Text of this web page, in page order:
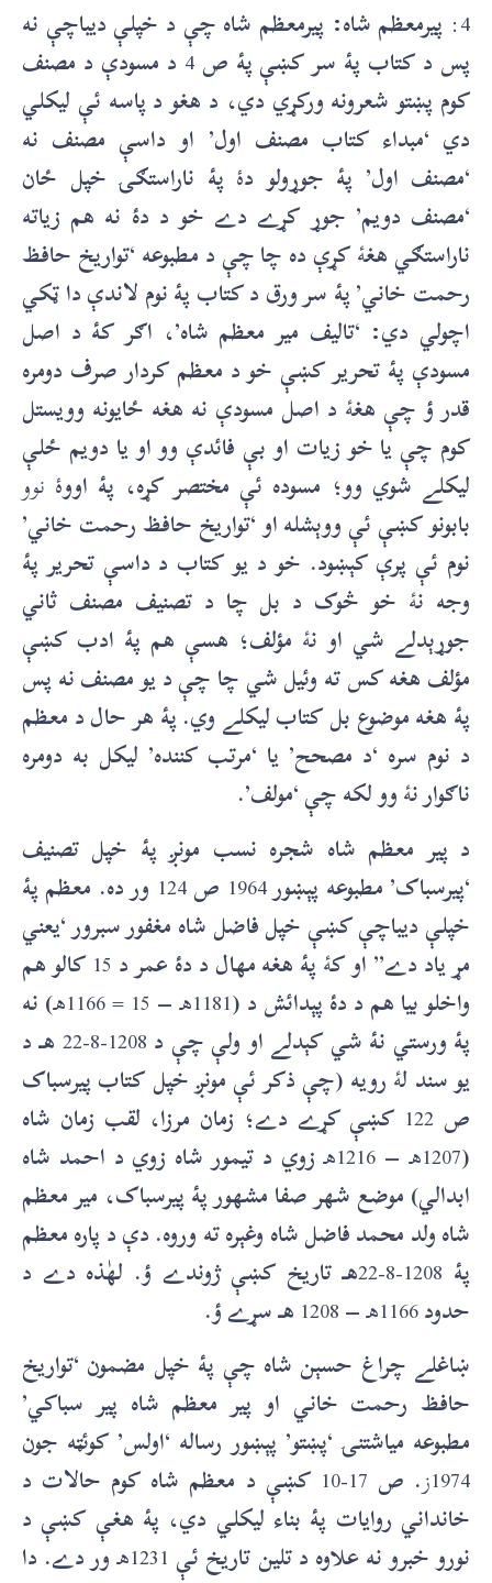
4: پيرمعظم شاه: پيرمعظم شاه چې د خپلې ديباچې نه
پس د کتاب پۀ سر کښې پۀ ص4د مسودې د مصنف
کوم پښتو شعرونه ورکړي دي، د هغو د پاسه ئې ليکلي
دي ‘مبداء کتاب مصنف اول’ او داسې مصنف نه
‘مصنف اول’ پۀ جوړولو دۀپۀ ناراستګۍ خپل ځان
‘مصنف دويم’ جوړ کړے دے خو د دۀ نه هم زياته
ناراستګي هغۀکړې ده چا چې د مطبوعه ‘تواريخ حافظ
رحمت خاني’ پۀ سر ورق د کتاب پۀ نوم لاندې دا ټکي
اچولي دي: ‘تاليف مير معظم شاه’، اګر کۀ د اصل
مسودې پۀ تحرير کښې خو د معظم کردار صرف دومره
قدر ؤ چې هغۀد اصل مسودې نه هغه ځايونه وويستل
کوم چې يا خو زيات او بې فائدې وو او يا دويم ځلې
ليکلے شوي وو؛ مسوده ئې مختصر کړه، پۀ اووۀ نوو
بابونو کښې ئې ووېشله او ‘تواريخ حافظ رحمت خاني’
نوم ئې پرې کېښود. خو د يو کتاب د داسې تحرير پۀ
وجه نۀخو څوک د بل چا د تصنيف مصنف ثاني
جوړېدلے شي او نۀمؤلف؛ هسې هم پۀ ادب کښې
مؤلف هغه کس ته وئيل شي چا چې د يو مصنف نه پس
پۀ هغه موضوع بل کتاب ليکلے وي. پۀ هر حال د معظم
د نوم سره ‘د مصحح’ يا ‘مرتب کننده’ ليکل به دومره
ناګوار نۀوو لکه چې ‘مولف’.
د پير معظم شاه شجره نسب مونږ پۀ خپل تصنيف
‘پيرسباک’ مطبوعه پېښور1964 ص124 ور ده. معظم پۀ
خپلې ديباچې کښې خپل فاضل شاه مغفور سبرور ‘يعني
مړ ياد دے” او کۀپۀ هغه مهال د دۀ عمر د 15کالو هم
واخلو بيا هم د دۀ پېدائش د (1181هـ – 15 = 1166هـ
) نه
پۀ ورستي نۀ شي کېدلے او ولې چې د1208-8-22
هـ د
يو سند لۀرويه (چې ذکر ئې مونږ خپل کتاب پيرسباک
ص 122کښې کړے دے؛ زمان مرزا، لقب زمان شاه
(1207هـ – 1216هـ زوي د تيمور شاه زوي د احمد شاه
ابدالي) موضع شهر صفا مشهور پۀ پيرسباک، مير معظم
شاه ولد محمد فاضل شاه وغېره ته وروه. دې د پاره معظم
پۀ 1208-8-22
هـ تاريخ کښې ژوندے ؤ. لهٰذه دے د
حدود1166هـ –
1208هـ سړے ؤ.
ښاغلے چراغ حسېن شاه چې پۀ خپل مضمون ‘تواريخ
حافظ رحمت خاني او پير معظم شاه پير سباکي’
مطبوعه مياشتنۍ ‘پښتو’ پېښور رساله ‘اولس’ کوئټه جون
1974ز. ص 17-10
کښې د معظم شاه کوم حالات د
خانداني روايات پۀ بناء ليکلي دي، پۀ هغې کښې د
نورو خبرو نه علاوه د تلين تاريخ ئې 1231هـ ور دے. دا